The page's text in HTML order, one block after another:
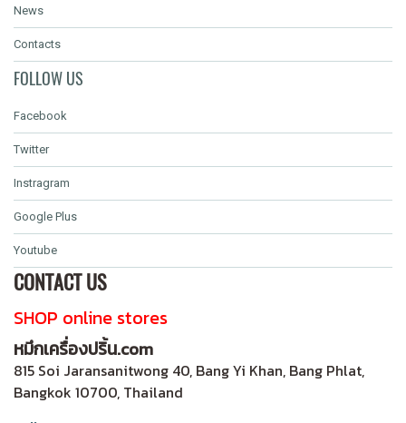
News
Contacts
FOLLOW US
Facebook
Twitter
Instragram
Google Plus
Youtube
CONTACT US
SHOP online stores
หมึกเครื่องปริ้น.com
815 Soi Jaransanitwong 40, Bang Yi Khan, Bang Phlat,
Bangkok 10700, Thailand